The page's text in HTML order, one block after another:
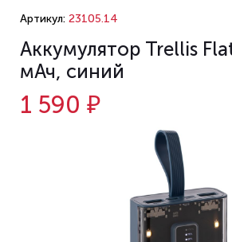
Артикул: 23105.14
Аккумулятор Trellis
мАч, синий
1 590 ₽